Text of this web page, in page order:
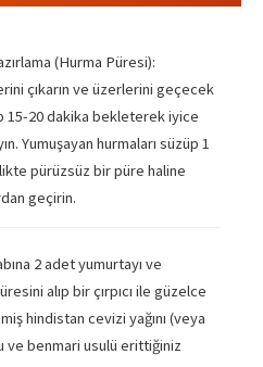
(Hurma Püresi):
çıkarın ve üzerlerini geçecek
15-20 dakika bekleterek iyice
Yumuşayan hurmaları süzüp 1
pürüzsüz bir püre haline
geçirin.
2 adet yumurtayı ve
alıp bir çırpıcı ile güzelce
hindistan cevizi yağını (veya
ve benmari usulü erittiğiniz